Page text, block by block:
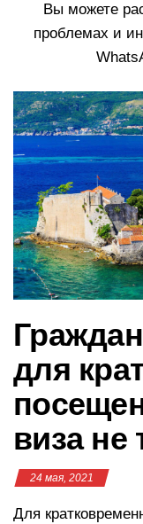
Вы можете
проблемах и
для
виза не
24 мая, 2021
Для